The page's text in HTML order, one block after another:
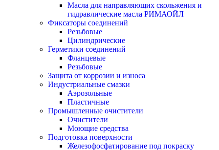
Масла для направляющих скольжения и
гидравлические масла РИМАОЙЛ
Фиксаторы соединений
Резьбовые
Цилиндрические
Герметики соединений
Фланцевые
Резьбовые
Защита от коррозии и износа
Индустриальные смазки
Аэрозольные
Пластичные
Промышленные очистители
Очистители
Моющие средства
Подготовка поверхности
Железофосфатирование под покраску